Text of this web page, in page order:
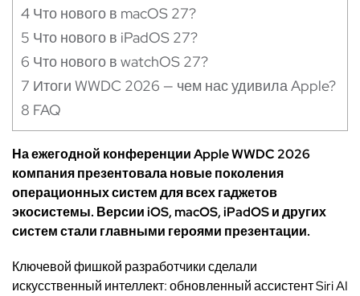
4 Что нового в macOS 27?
5 Что нового в iPadOS 27?
6 Что нового в watchOS 27?
7 Итоги WWDC 2026 — чем нас удивила Apple?
8 FAQ
На ежегодной конференции Apple WWDC 2026
компания презентовала новые поколения
операционных систем для всех гаджетов
экосистемы. Версии iOS, macOS, iPadOS и других
систем стали главными героями презентации.
Ключевой фишкой разработчики сделали
искусственный интеллект: обновленный ассистент Siri AI